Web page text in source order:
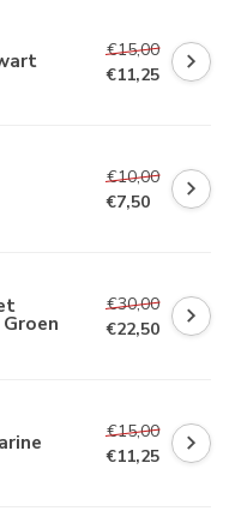
€15,00
€11,25
€10,00
€7,50
€30,00
€22,50
€15,00
€11,25